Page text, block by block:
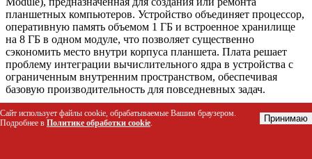
планшетных компьютеров. Устройство объединяет процессор,
оперативную память объемом 1 ГБ и встроенное хранилище
на 8 ГБ в одном модуле, что позволяет существенно
сэкономить место внутри корпуса планшета. Плата решает
проблему интеграции вычислительного ядра в устройства с
ограниченным внутренним пространством, обеспечивая
базовую производительность для повседневных задач.
Кому подойдет этот товар
Сайт использует файлы cookie, обрабатываемые Вашим браузером.
Подробнее в Политике обработки cookie. Принимаю